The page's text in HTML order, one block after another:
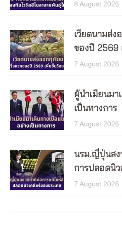
8 August 2026
เวียดนามส่ง
ของปี 2569
7 August 2026
ผู้นำเมียนมา
เป็นทางการ
7 August 2026
นรม.ญี่ปุ่นสง
การปลอดนิว
7 August 2026